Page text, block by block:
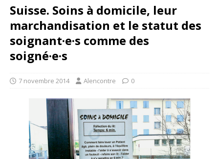
Suisse. Soins à domicile, leur
marchandisation et le statut des
soignant·e·s comme des
soigné·e·s
7 novembre 2014 Alencontre 0